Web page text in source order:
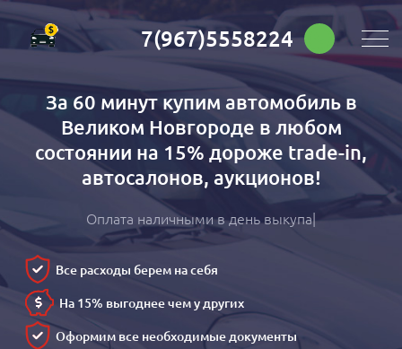
7(967)5558224
За 60 минут купим автомобиль в
Великом Новгороде в любом
состоянии на 15% дороже trade-in,
автосалонов, аукционов!
Оплата наличными в день выкупа
Все расходы берем на себя
На 15% выгоднее чем у других
Оформим все необходимые документы